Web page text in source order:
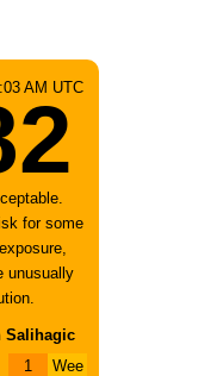
AM UTC
for some
unusually
Salihagic
1
Wee